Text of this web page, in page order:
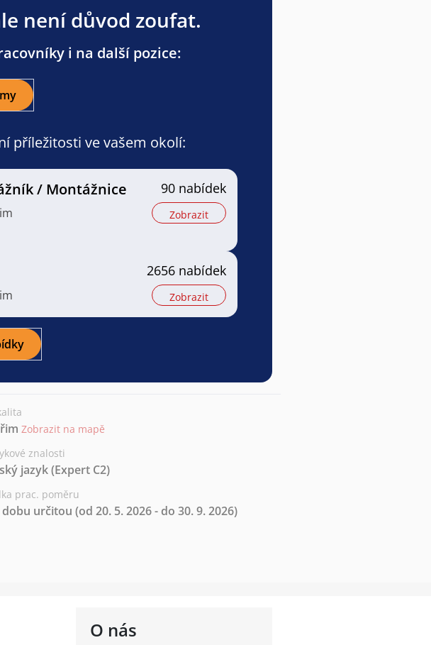
není důvod zoufat.
i na další pozice:
příležitosti ve vašem okolí:
/ Montážnice 90 nabídek
Zobrazit
2656 nabídek
Zobrazit
Zobrazit na mapě
znalosti
jazyk(Expert C2)
prac. poměru
určitou (od 20. 5. 2026 - do 30. 9. 2026)
O nás